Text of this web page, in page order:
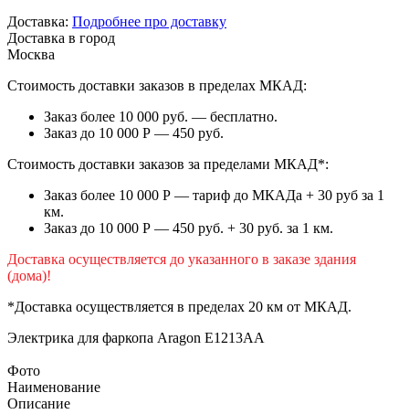
Доставка: Подробнее про доставку
Доставка в город
Москва
Стоимость доставки заказов в пределах МКАД:
Заказ более 10 000 руб. — бесплатно.
Заказ до 10 000 Р — 450 руб.
Стоимость доставки заказов за пределами МКАД*:
Заказ более 10 000 Р — тариф до МКАДа + 30 руб за 1
км.
Заказ до 10 000 Р — 450 руб. + 30 руб. за 1 км.
Доставка осуществляется до указанного в заказе здания
(дома)!
*Доставка осуществляется в пределах 20 км от МКАД.
Электрика для фаркопа Aragon E1213AA
Фото
Наименование
Описание